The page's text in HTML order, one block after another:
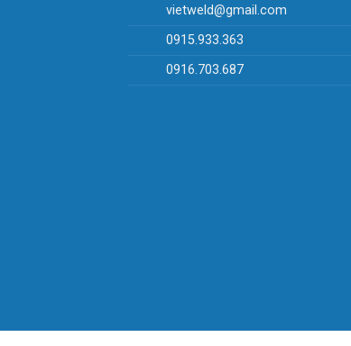
vietweld@gmail.com
0915.933.363
0916.703.687